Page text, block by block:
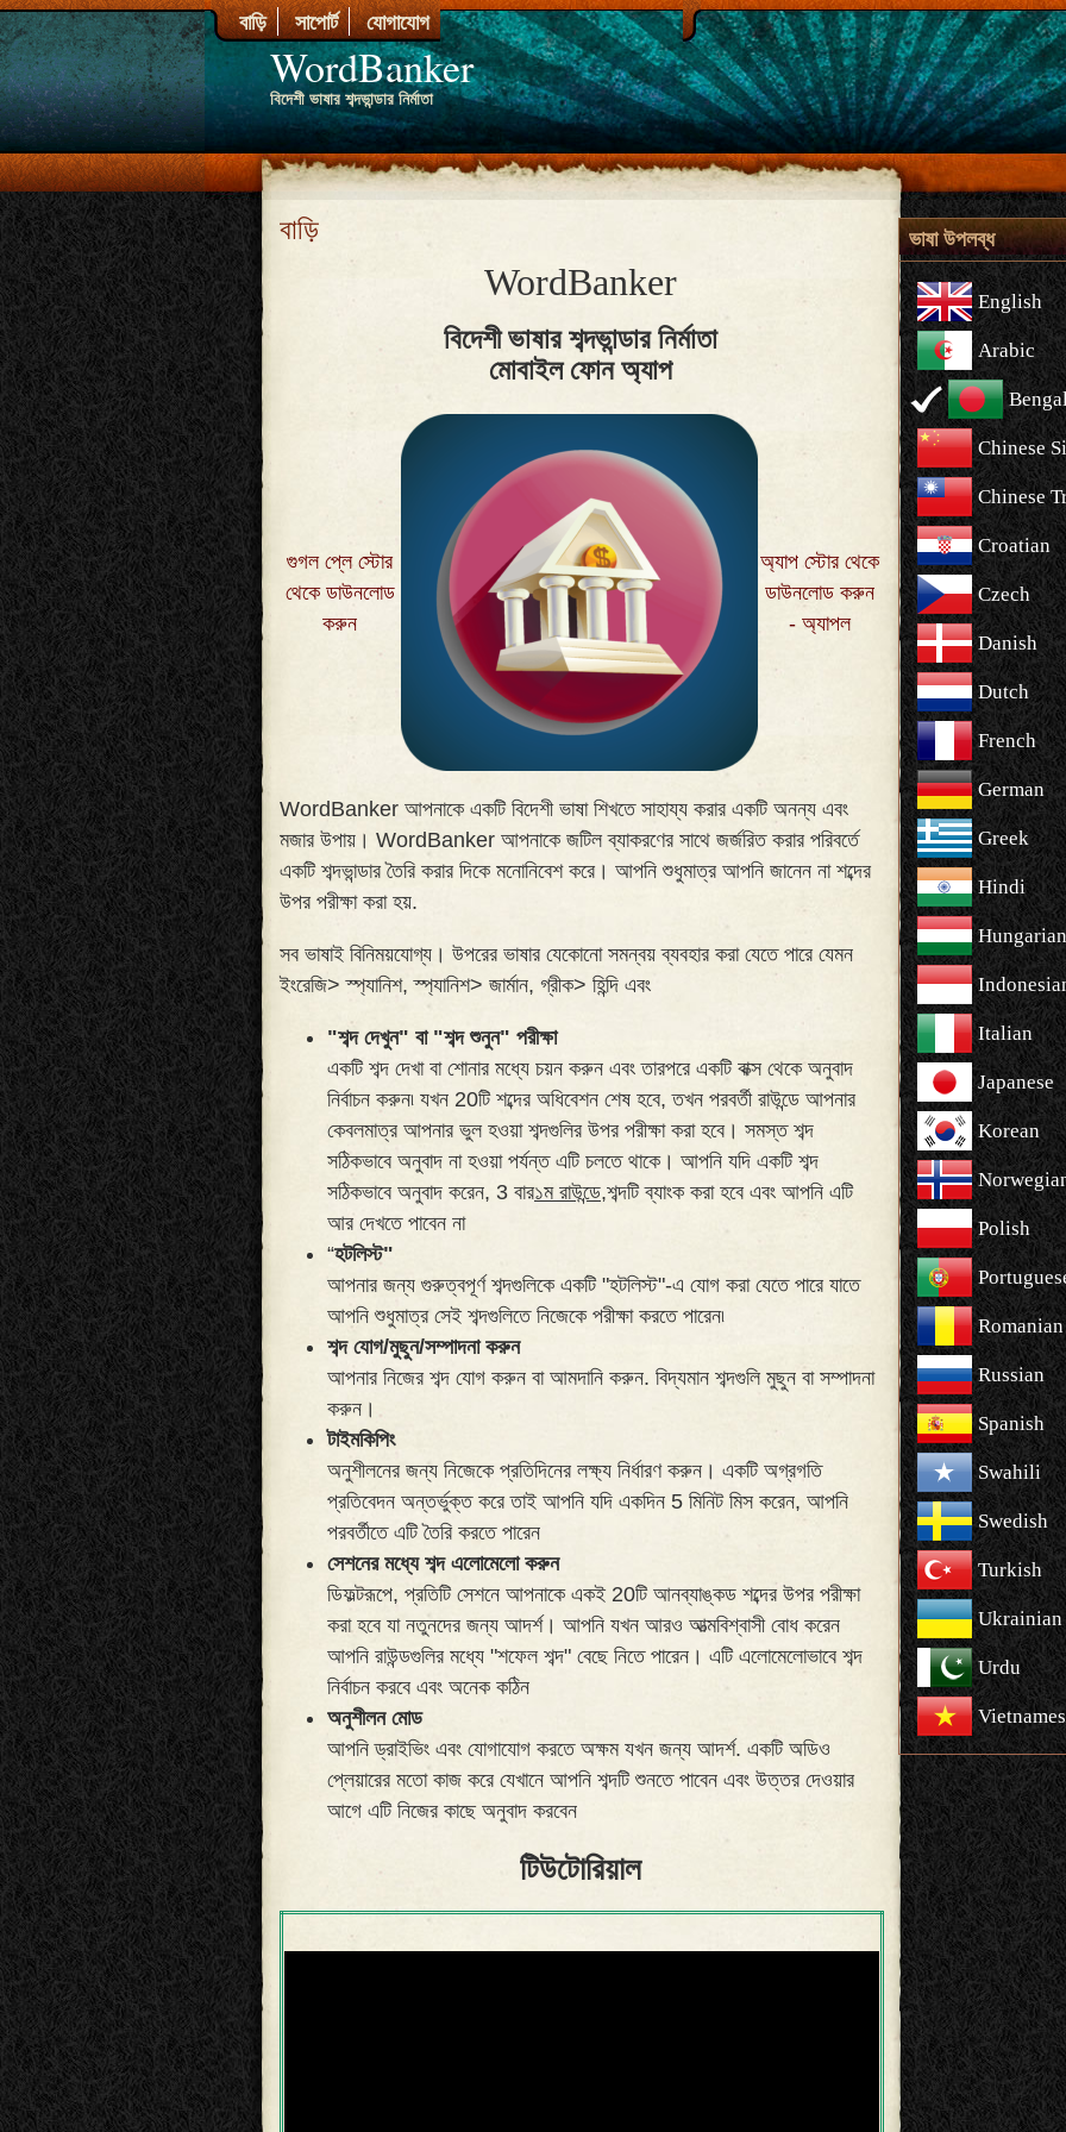
WordBanker
বিদেশী ভাষার শব্দভান্ডার নির্মাতা
বাড়ি সাপোর্ট যোগাযোগ
বাড়ি
WordBanker
বিদেশী ভাষার শব্দভান্ডার নির্মাতা
মোবাইল ফোন অ্যাপ
গুগল প্লে স্টোর
থেকে ডাউনলোড
করুন
অ্যাপ স্টোর থেকে
ডাউনলোড করুন
- অ্যাপল
WordBanker আপনাকে একটি বিদেশী ভাষা শিখতে সাহায্য করার একটি অনন্য এবং
মজার উপায়। WordBanker আপনাকে জটিল ব্যাকরণের সাথে জর্জরিত করার পরিবর্তে
একটি শব্দভান্ডার তৈরি করার দিকে মনোনিবেশ করে। আপনি শুধুমাত্র আপনি জানেন না শব্দের
উপর পরীক্ষা করা হয়.
সব ভাষাই বিনিময়যোগ্য। উপরের ভাষার যেকোনো সমন্বয় ব্যবহার করা যেতে পারে যেমন
ইংরেজি> স্প্যানিশ, স্প্যানিশ> জার্মান, গ্রীক> হিন্দি এবং
"শব্দ দেখুন" বা "শব্দ শুনুন" পরীক্ষা
একটি শব্দ দেখা বা শোনার মধ্যে চয়ন করুন এবং তারপরে একটি বাক্স থেকে অনুবাদ
নির্বাচন করুন৷ যখন 20টি শব্দের অধিবেশন শেষ হবে, তখন পরবর্তী রাউন্ডে আপনার
কেবলমাত্র আপনার ভুল হওয়া শব্দগুলির উপর পরীক্ষা করা হবে। সমস্ত শব্দ
সঠিকভাবে অনুবাদ না হওয়া পর্যন্ত এটি চলতে থাকে। আপনি যদি একটি শব্দ
সঠিকভাবে অনুবাদ করেন, 3 বার১ম রাউন্ডে,শব্দটি ব্যাংক করা হবে এবং আপনি এটি
আর দেখতে পাবেন না
“হটলিস্ট"
আপনার জন্য গুরুত্বপূর্ণ শব্দগুলিকে একটি "হটলিস্ট"-এ যোগ করা যেতে পারে যাতে
আপনি শুধুমাত্র সেই শব্দগুলিতে নিজেকে পরীক্ষা করতে পারেন৷
শব্দ যোগ/মুছুন/সম্পাদনা করুন
আপনার নিজের শব্দ যোগ করুন বা আমদানি করুন. বিদ্যমান শব্দগুলি মুছুন বা সম্পাদনা
করুন।
টাইমকিপিং
অনুশীলনের জন্য নিজেকে প্রতিদিনের লক্ষ্য নির্ধারণ করুন। একটি অগ্রগতি
প্রতিবেদন অন্তর্ভুক্ত করে তাই আপনি যদি একদিন 5 মিনিট মিস করেন, আপনি
পরবর্তীতে এটি তৈরি করতে পারেন
সেশনের মধ্যে শব্দ এলোমেলো করুন
ডিফল্টরূপে, প্রতিটি সেশনে আপনাকে একই 20টি আনব্যাঙ্কড শব্দের উপর পরীক্ষা
করা হবে যা নতুনদের জন্য আদর্শ। আপনি যখন আরও আত্মবিশ্বাসী বোধ করেন
আপনি রাউন্ডগুলির মধ্যে "শফেল শব্দ" বেছে নিতে পারেন। এটি এলোমেলোভাবে শব্দ
নির্বাচন করবে এবং অনেক কঠিন
অনুশীলন মোড
আপনি ড্রাইভিং এবং যোগাযোগ করতে অক্ষম যখন জন্য আদর্শ. একটি অডিও
প্লেয়ারের মতো কাজ করে যেখানে আপনি শব্দটি শুনতে পাবেন এবং উত্তর দেওয়ার
আগে এটি নিজের কাছে অনুবাদ করবেন
টিউটোরিয়াল
ভাষা উপলব্ধ
English
Arabic
Chinese
Chinese
Croatian
Czech
Danish
Dutch
French
German
Greek
Hindi
Hungarian
Italian
Japanese
Korean
Polish
Romanian
Russian
Spanish
Swahili
Swedish
Turkish
Ukrainian
Urdu